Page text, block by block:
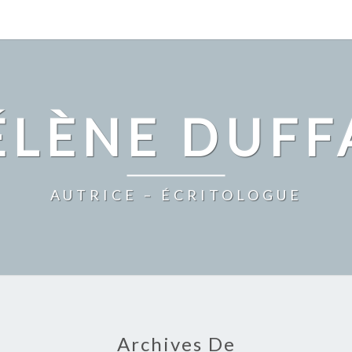
AUTRICE – ÉCRITOLOGUE
Archives De